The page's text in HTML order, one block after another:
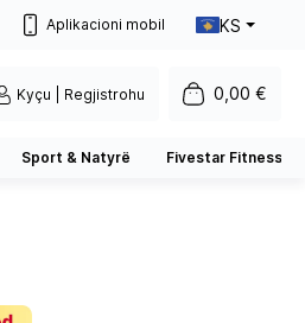
Aplikacioni mobil KS
Kyçu | Regjistrohu 0,00 €
Sport & Natyrë Fivestar Fitness